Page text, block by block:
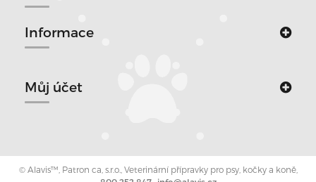
Informace
Můj účet
© Alavis™, Patron ca, s.r.o., Veterinární přípravky pro psy, kočky a koně,